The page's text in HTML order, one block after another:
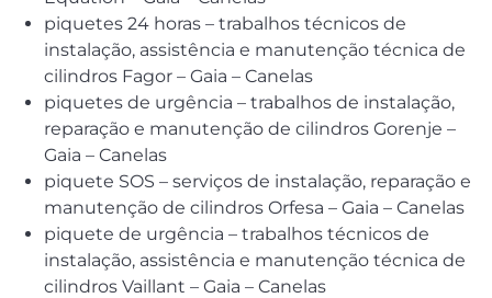
piquetes 24 horas – trabalhos técnicos de
instalação, assistência e manutenção técnica de
cilindros Fagor – Gaia – Canelas
piquetes de urgência – trabalhos de instalação,
reparação e manutenção de cilindros Gorenje –
Gaia – Canelas
piquete SOS – serviços de instalação, reparação e
manutenção de cilindros Orfesa – Gaia – Canelas
piquete de urgência – trabalhos técnicos de
instalação, assistência e manutenção técnica de
cilindros Vaillant – Gaia – Canelas